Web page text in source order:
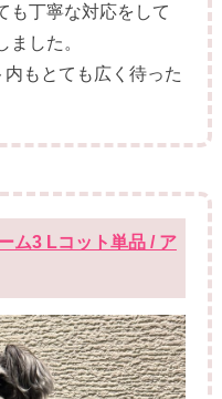
も丁寧な対応をして
した。
もとても広く待った
ーム3 Lコット単品 / ア